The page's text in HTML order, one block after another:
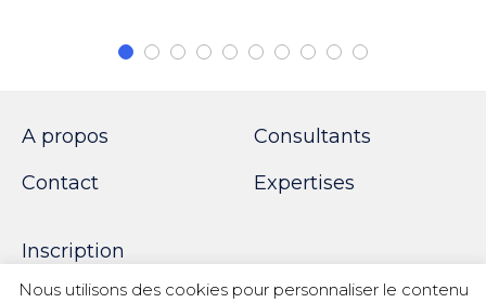
A propos
Contact
Consultants
Expertises
Inscription
Nous utilisons des cookies pour personnaliser le contenu